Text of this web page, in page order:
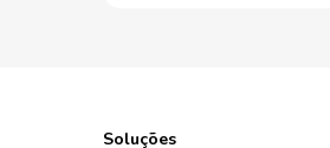
Soluções